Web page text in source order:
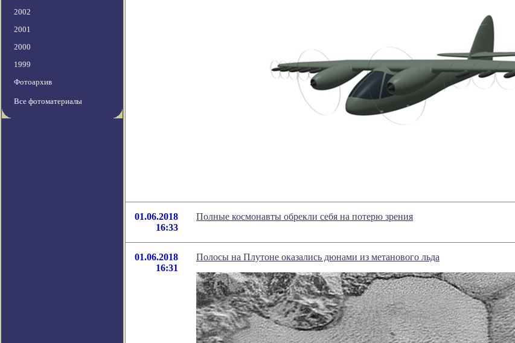
2002
2001
2000
1999
Фотоархив
Все фотоматериалы
01.06.2018
16:33
Полные космонавты обрекли себя на потерю зрения
01.06.2018
16:31
Полосы на Плутоне оказались дюнами из метанового льда